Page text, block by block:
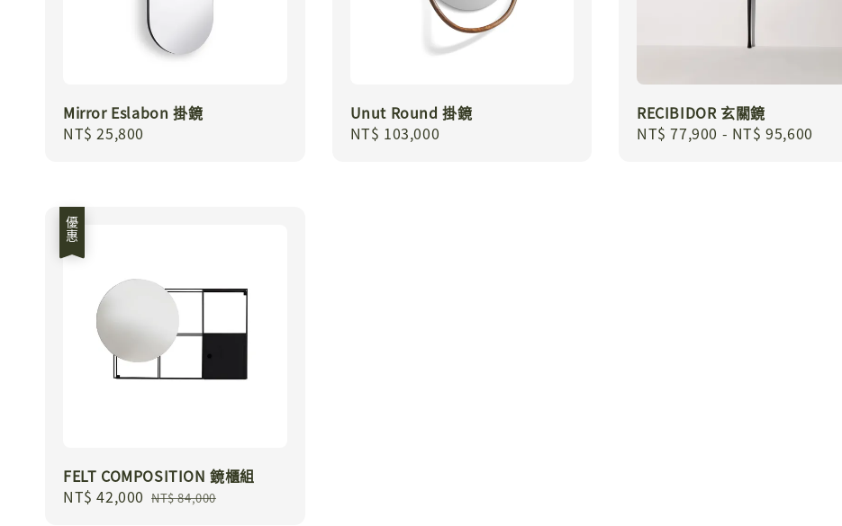
Mirror Eslabon 掛鏡
Regular
NT$ 25,800
Unut Round 掛鏡
Regular
NT$ 103,000
RECIBIDOR 玄關鏡
Regular
NT$ 77,900 - NT$ 95,600
優惠
FELT COMPOSITION 鏡櫃組
Sale
NT$ 42,000 Regular
NT$ 84,000